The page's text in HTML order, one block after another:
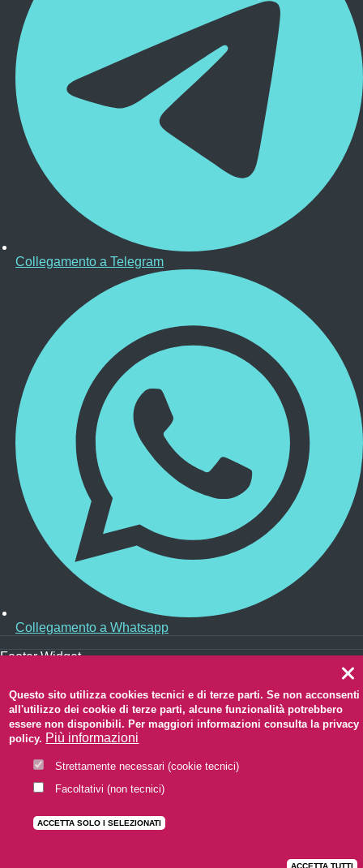
Collegamento a Telegram
Collegamento a Whatsapp
Footer Widget
Privacy
Note legali
Accessibilità
CC BY 3.0 IT
Scroll to top of the page
Questo sito utilizza cookies tecnici e di terze parti. Se non acconsenti
all'utilizzo dei cookie di terze parti, alcune funzionalità potrebbero
essere non disponibili. Per maggiori informazioni consulta la privacy
policy. Più informazioni
Strettamente necessari (cookie tecnici)
Facoltativi (non tecnici)
ACCETTA SOLO I SELEZIONATI
ACCETTA TUTTI